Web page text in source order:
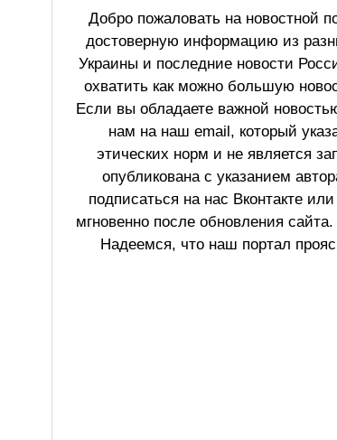
Добро пожаловать на новостной
достоверную информацию из
Украины и последние новости
охватить как можно большую
Если вы обладаете важной
нам на наш email, который
этических норм и не является
опубликована с указанием
подписаться на нас Вконтакте
мгновенно после обновления
Надеемся, что наш портал